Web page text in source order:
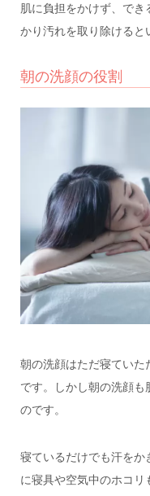
肌に負担をかけず、でき
かり汚れを取り除けると
朝の洗顔の役割
朝の洗顔はただ寝ていた
です。しかし朝の洗顔
のです。
寝ているだけでも汗をか
に寝具や空気中のホコリ